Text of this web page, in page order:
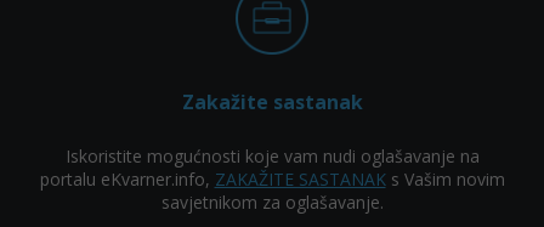
Zakažite sastanak
Iskoristite mogućnosti koje vam nudi oglašavanje na
portalu eKvarner.info, ZAKAŽITE SASTANAKs Vašim novim
savjetnikom za oglašavanje.